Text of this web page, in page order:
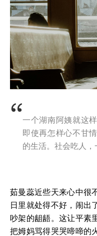
一个湖南阿姨就这
即使再怎样心不甘
的生活。社会吃人，
茹曼蕊近些天来心中很
日里就处得不好，闹出
吵架的龃龉。这让平素
把姆妈骂得哭哭啼啼的